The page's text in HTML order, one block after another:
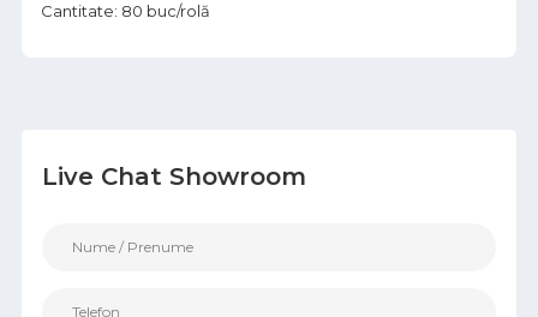
Live Chat Showroom
Cantitate: 80 buc/rolă